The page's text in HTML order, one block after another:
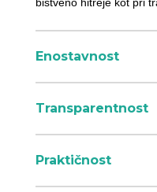
Enostavnost
Transparentnost
Praktičnost